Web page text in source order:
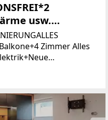
usw.
Zimmer Alles